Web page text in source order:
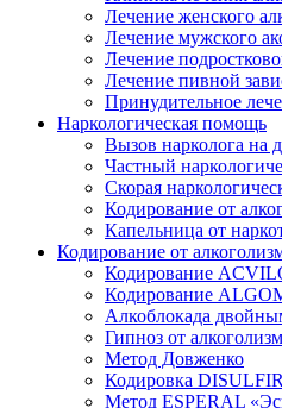
Лечение женского
Лечение мужского
Лечение
Лечение пивной
Принудительное
Наркологическая помощь
Вызов нарколога на
Частный
Скорая
Кодирование от
Капельница от
Кодирование от
Кодирование
Кодирование
Алкоблокада
Гипноз от
Метод Довженко
Кодировка
Метод ESPERAL